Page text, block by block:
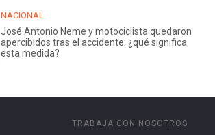
NACIONAL
José Antonio Neme y motociclista quedaron
apercibidos tras el accidente: ¿qué significa
esta medida?
TRABAJA CON NOSOTROS